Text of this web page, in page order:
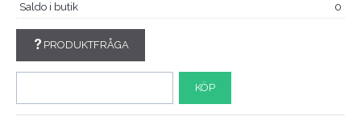
Saldo i butik 0
PRODUKTFRÅGA
KÖP